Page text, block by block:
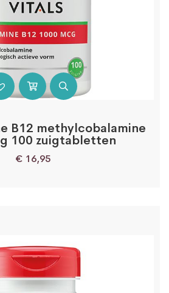
B12 methylcobalamine
100 zuigtabletten
€ 16,95